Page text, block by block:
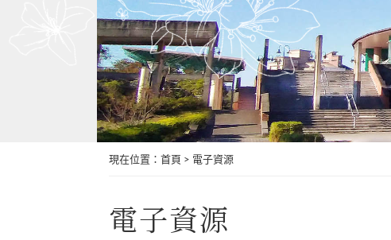
現在位置 ： 首頁 > 電子資源
電子資源